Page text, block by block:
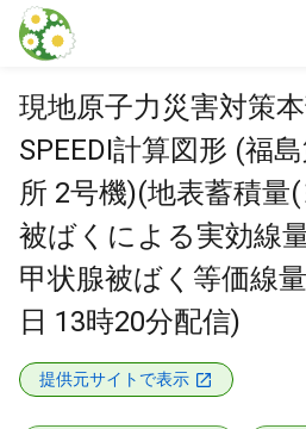
本文に飛ぶ
現地原子力災害対策
SPEEDI計算図形 (福
所 2号機)(地表蓄積量
被ばくによる実効線
甲状腺被ばく等価線
日 13時20分配信)
提供元サイトで表示